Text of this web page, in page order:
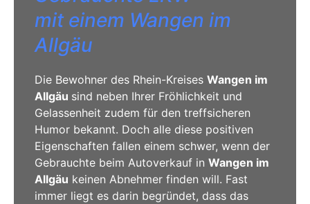
mit einem Wangen im
Allgäu
Die Bewohner des Rhein-Kreises Wangen im
Allgäu sind neben Ihrer Fröhlichkeit und
Gelassenheit zudem für den treffsicheren
Humor bekannt. Doch alle diese positiven
Eigenschaften fallen einem schwer, wenn der
Gebrauchte beim Autoverkauf in Wangen im
Allgäu keinen Abnehmer finden will. Fast
immer liegt es darin begründet, dass das